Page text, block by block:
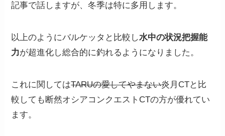
記事で話しますが、冬季は特に多用します。
以上のようにバルケッタと比較し水中の状況把握能
力が超進化し総合的に釣れるようになりました。
これに関してはTARUの愛してやまない炎月CTと比
較しても断然オシアコンクエストCTの方が優れてい
ます。